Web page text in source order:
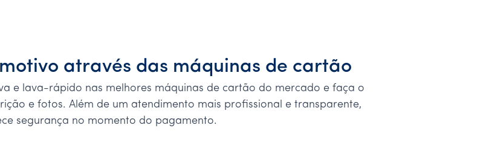
através das máquinas de cartão
e lava-rápido nas melhores máquinas de cartão do mercado e faça o
e fotos. Além de um atendimento mais profissional e transparente,
segurança no momento do pagamento.